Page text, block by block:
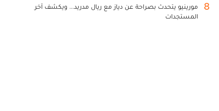
8
مورينيو يتحدث بصراحة عن دياز مع ريال مدريد... ويكشف آخر
المستجدات